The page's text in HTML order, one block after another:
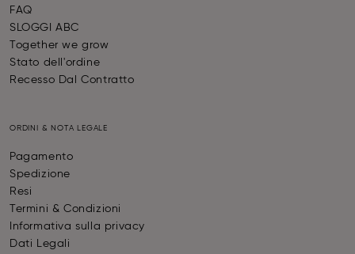
FAQ
SLOGGI ABC
Together we grow
Stato dell'ordine
Recesso Dal Contratto
ORDINI & NOTA LEGALE
Pagamento
Spedizione
Resi
Termini & Condizioni
Informativa sulla privacy
Dati Legali